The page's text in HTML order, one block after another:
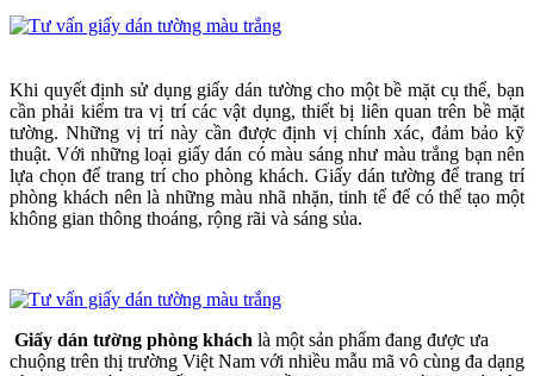
Khi quyết định sử dụng giấy dán tường cho một bề mặt cụ thể, bạn
cần phải kiểm tra vị trí các vật dụng, thiết bị liên quan trên bề mặt
tường. Những vị trí này cần được định vị chính xác, đảm bảo kỹ
thuật. Với những loại giấy dán có màu sáng như màu trắng bạn nên
lựa chọn để trang trí cho phòng khách. Giấy dán tường để trang trí
phòng khách nên là những màu nhã nhặn, tinh tế để có thể tạo một
không gian thông thoáng, rộng rãi và sáng sủa.
Giấy dán tường phòng khách là một sản phẩm đang được ưa
chuộng trên thị trường Việt Nam với nhiều mẫu mã vô cùng đa dạng